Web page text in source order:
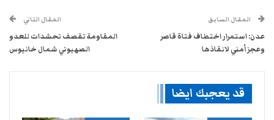
المقال السابق
عدن: استمرار اختطاف فتاة قاصر
وعجز أمني لانقاذها
المقال التالي
المقاومة تقصف تحشدات للعدو
الصهيوني شمال خانيوس
قد يعجبك ايضا